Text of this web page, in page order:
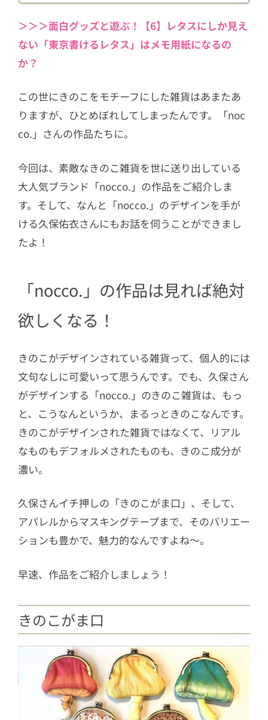
1.6きのこの柄のタイツ
タビュー
2.1 「nocco.」とはどのようなブラン
ドですか
2.3 なぜ、きのこをモチーフにした作
品をつくりはじめたのでしょうか
2.4きのこデザインにこだわりはあり
か
2.6ガチャガチャが発売されたそうで
すが・・・
2.7今後の予定を教えてください
2.8nocco.参加イベント
2.9イエモネ読者の方にメッセージを
お願いします！
＞＞＞面白グッズと遊ぶ！【6】レタスにしか見え
ない「東京書けるレタス」はメモ用紙になるの
か？
この世にきのこをモチーフにした雑貨はあまたあ
りますが、ひとめぼれしてしまったんです。「noc
co.」さんの作品たちに。
今回は、素敵なきのこ雑貨を世に送り出している
大人気ブランド「nocco.」の作品をご紹介しま
す。そして、なんと「nocco.」のデザインを手が
ける久保佑衣さんにもお話を伺うことができまし
たよ！
「nocco.」の作品は見れば絶対
欲しくなる！
きのこがデザインされている雑貨って、個人的には
文句なしに可愛いって思うんです。でも、久保さん
がデザインする「nocco.」のきのこ雑貨は、もっ
と、こうなんというか、まるっときのこなんです。
きのこがデザインされた雑貨ではなくて、リアル
なものもデフォルメされたものも、きのこ成分が
濃い。
久保さんイチ押しの「きのこがま口」、そして、
アパレルからマスキングテープまで、そのバリエー
ションも豊かで、魅力的なんですよね～。
早速、作品をご紹介しましょう！
きのこがま口